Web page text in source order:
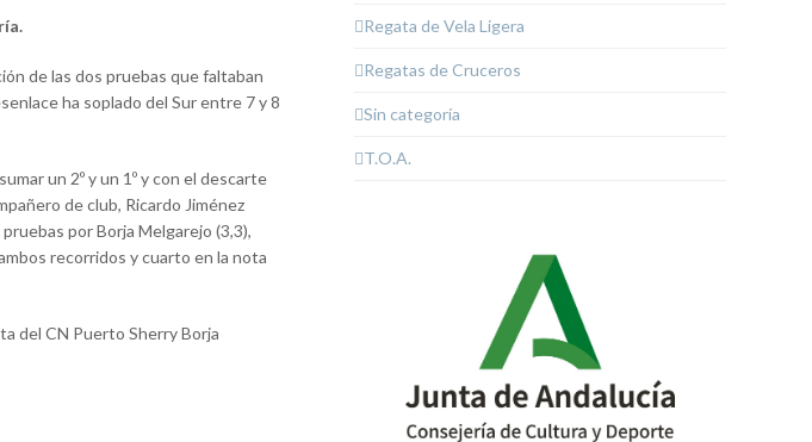
de las dos pruebas que faltaban
ha soplado del Sur entre 7 y 8
un 2º y un 1º y con el descarte
de club, Ricardo Jiménez
por Borja Melgarejo (3,3),
recorridos y cuarto en la nota
del CN Puerto Sherry Borja
Regata de Vela Ligera
Regatas de Cruceros
Sin categoría
T.O.A.